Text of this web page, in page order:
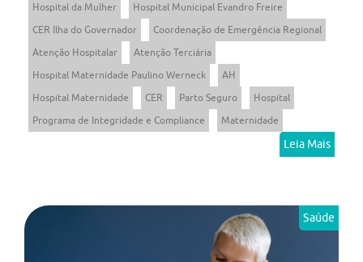
Hospital da Mulher
Hospital Municipal Evandro Freire
CER Ilha do Governador
Coordenação de Emergência Regional
Atenção Hospitalar
Atenção Terciária
Hospital Maternidade Paulino Werneck
AH
Hospital Maternidade
CER Parto Seguro
Hospital
Programa de Integridade e Compliance
Maternidade
Leia Mais
Saúde